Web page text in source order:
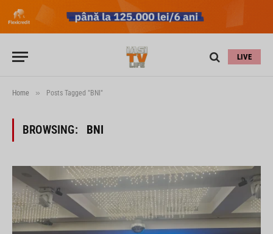
LIVE
Home » Posts Tagged "BNI"
BROWSING: BNI